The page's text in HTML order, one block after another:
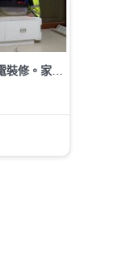
冷氣裝修。水電裝修。家電裝修